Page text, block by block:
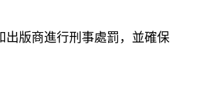
版商進行刑事處罰，並確保